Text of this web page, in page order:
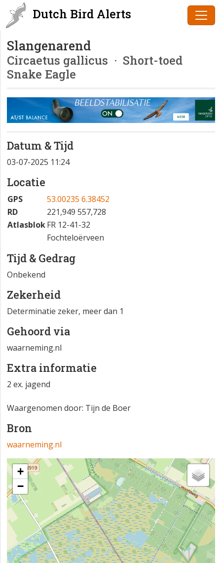
Dutch Bird Alerts
Slangenarend
Circaetus gallicus · Short-toed
Snake Eagle
Datum & Tijd
03-07-2025 11:24
Locatie
GPS
53.00235 6.38452
RD
221,949 557,728
AtlasblokFR 12-41-32
Fochteloërveen
Tijd & Gedrag
Onbekend
Zekerheid
Determinatie zeker, meer dan 1
Gehoord via
waarneming.nl
Extra informatie
2 ex. jagend
Waargenomen door: Tijn de Boer
Bron
waarneming.nl
+
−